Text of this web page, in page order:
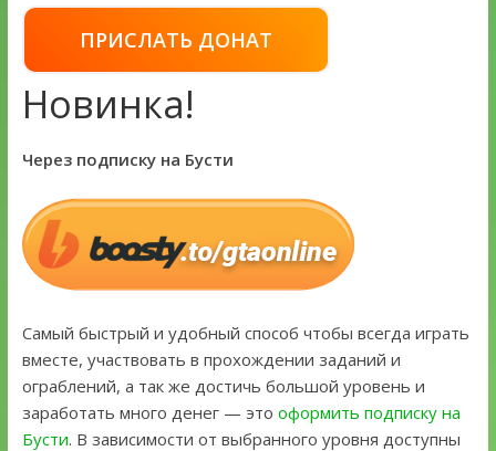
ПРИСЛАТЬ ДОНАТ
Новинка!
Через подписку на Бусти
Самый быстрый и удобный способ чтобы всегда играть
вместе, участвовать в прохождении заданий и
ограблений, а так же достичь большой уровень и
заработать много денег — это оформить подписку на
Бусти. В зависимости от выбранного уровня доступны